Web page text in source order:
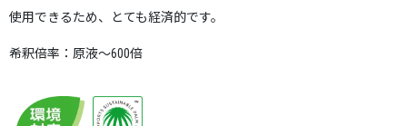
使用できるため、とても経済的です。
希釈倍率：原液～600倍